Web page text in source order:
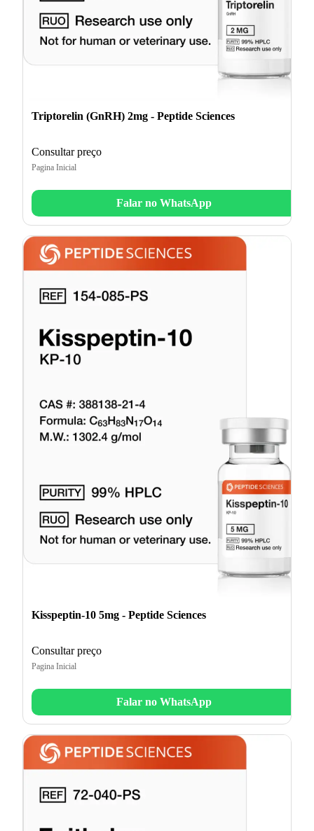
Triptorelin (GnRH) 2mg - Peptide Sciences
Consultar preço
Pagina Inicial
Falar no WhatsApp
Kisspeptin-10 5mg - Peptide Sciences
Consultar preço
Pagina Inicial
Falar no WhatsApp